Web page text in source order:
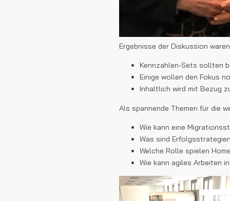
Ergebnisse der Diskussion
Kennzahlen-Sets sollten
Einige wollen den Fokus
Inhaltlich wird mit Bezug
Als spannende Themen für die
Wie kann eine
Was sind
Welche Rolle spielen
Wie kann agiles Arbeiten